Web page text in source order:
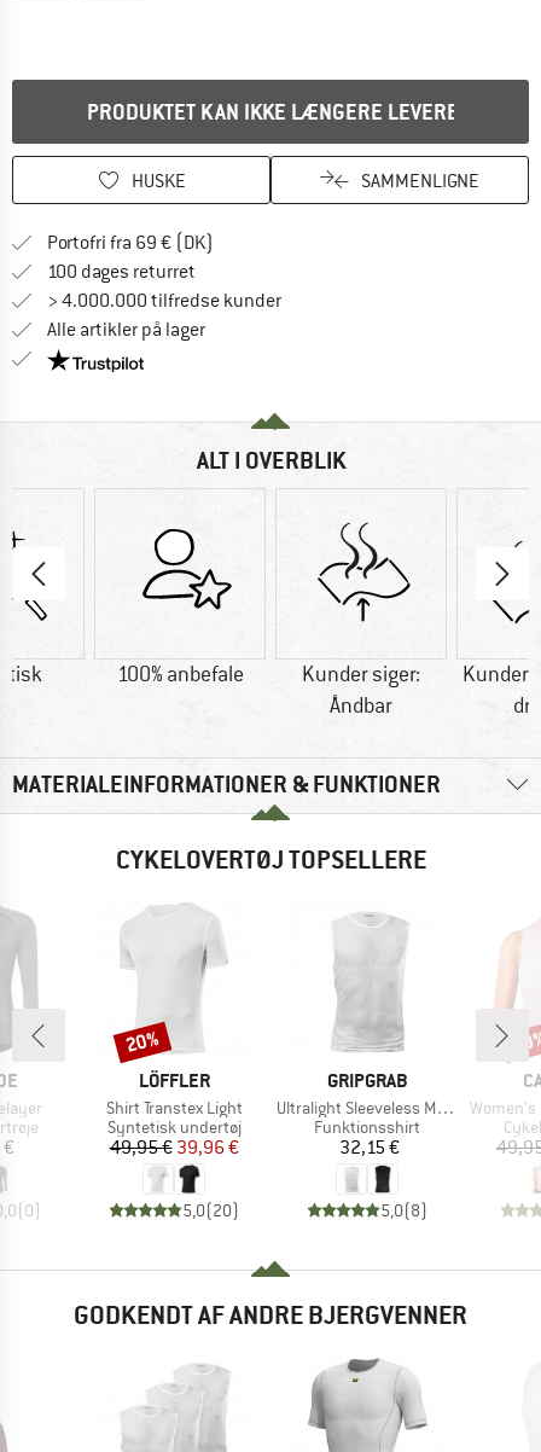
PRODUKTET KAN IKKE LÆNGERE LEVERES
HUSKE SAMMENLIGNE
Portofri fra 69 € (DK)
100 dages returret
> 4.000.000 tilfredse kunder
Alle artikler på lager
Vi er Trustpilot-certificeret - oplysningerne får du
ALT I OVERBLIK
100% anbefale
Kunder siger:
Åndbar
Kunder
MATERIALEINFORMATIONER & FUNKTIONER
CYKELOVERTØJ TOPSELLERE
(0)
MÆRKE
LÖFFLER
Artikel
Shirt Transtex Light
Produktgruppe
Syntetisk undertøj
Pris
49,95 €Nedsat pris
39,96 €
5,0(20)
Rabat
20%
MÆRKE
GRIPGRAB
Artikel
Ultralight Sleeveless Mesh Baselayer
Produktgruppe
Funktionsshirt
Pris
32,15 €
5,0(8)
Artikel
Women's
GODKENDT AF ANDRE BJERGVENNER